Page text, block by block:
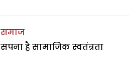
समाज
सपना है सामाजिक स्वतंत्रता